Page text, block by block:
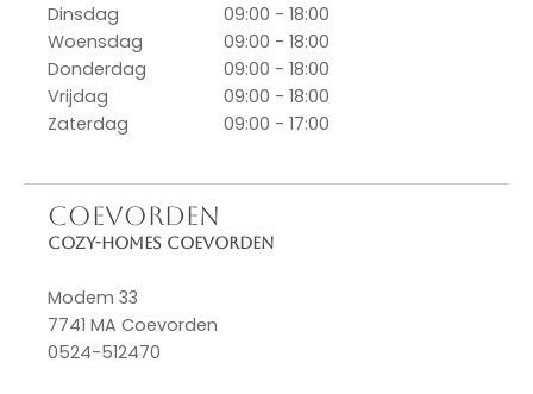
Dinsdag
09:00 - 18:00
Woensdag
09:00 - 18:00
Donderdag
09:00 - 18:00
Vrijdag
09:00 - 18:00
Zaterdag
09:00 - 17:00
COEVORDEN
Cozy-Homes Coevorden
Modem 33
7741 MA Coevorden
0524-512470